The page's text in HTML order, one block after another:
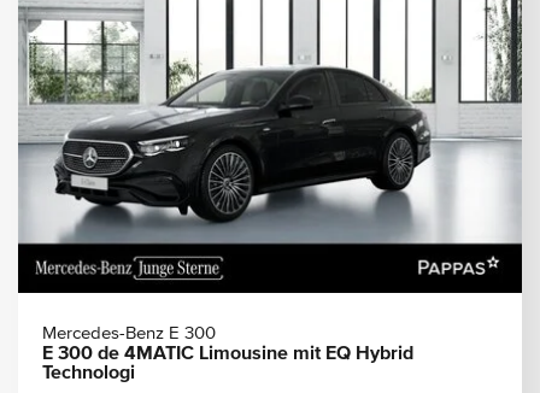
Mercedes-Benz E 300
E 300 de 4MATIC Limousine mit EQ Hybrid
Technologi